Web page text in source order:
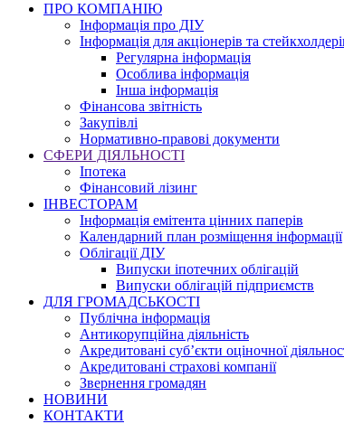
ПРО КОМПАНІЮ
Інформація про ДІУ
Інформація для акціонерів та
Регулярна інформація
Особлива інформація
Інша інформація
Фінансова звітність
Закупівлі
Нормативно-правові документи
СФЕРИ ДІЯЛЬНОСТІ
Іпотека
Фінансовий лізинг
ІНВЕСТОРАМ
Інформація емітента цінних паперів
Календарний план розміщення інформації
Облігації ДІУ
Випуски іпотечних облігацій
Випуски облігацій підприємств
ДЛЯ ГРОМАДСЬКОСТІ
Публічна інформація
Антикорупційна діяльність
Акредитовані суб’єкти оціночної
Акредитовані страхові компанії
Звернення громадян
НОВИНИ
КОНТАКТИ